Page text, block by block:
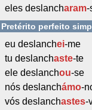
eles deslancharam-
Pretérito perfeito
eu deslanchei-me
tu deslanchaste-te
ele deslanchou-se
nós deslanchámo-
vós deslanchastes-